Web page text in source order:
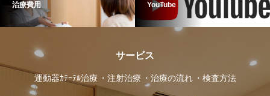
治療費用 YouTube
サービス
運動器ｶﾃｰﾃﾙ治療 注射治療 治療の流れ 検査方法